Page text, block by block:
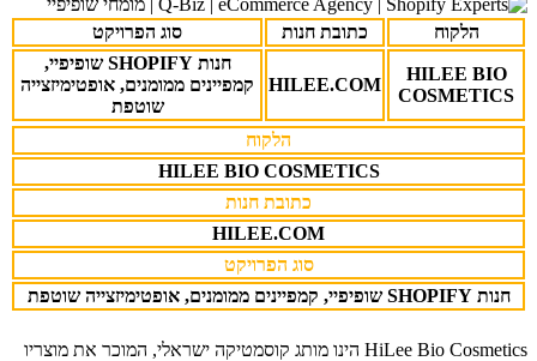
הלקוח כתובת חנות סוג הפרויקט
HILEE BIO
COSMETICS
HILEE.COM
חנות SHOPIFY שופיפיי,
קמפיינים ממומנים, אופטימיזצייה
שוטפת
הלקוח
HILEE BIO COSMETICS
כתובת חנות
HILEE.COM
סוג הפרויקט
חנות SHOPIFY שופיפיי, קמפיינים ממומנים,
אופטימיזצייה שוטפת
HiLee Bio Cosmetics הינו מותג קוסמטיקה ישראלי, המוכר את מוצריו